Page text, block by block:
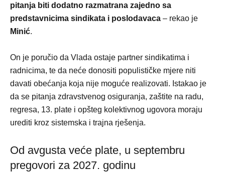
pitanja biti dodatno razmatrana zajedno sa
predstavnicima sindikata i poslodavaca – rekao je
Minić.
On je poručio da Vlada ostaje partner sindikatima i
radnicima, te da neće donositi populističke mjere niti
davati obećanja koja nije moguće realizovati. Istakao je
da se pitanja zdravstvenog osiguranja, zaštite na radu,
regresa, 13. plate i opšteg kolektivnog ugovora moraju
urediti kroz sistemska i trajna rješenja.
Od avgusta veće plate, u septembru
pregovori za 2027. godinu